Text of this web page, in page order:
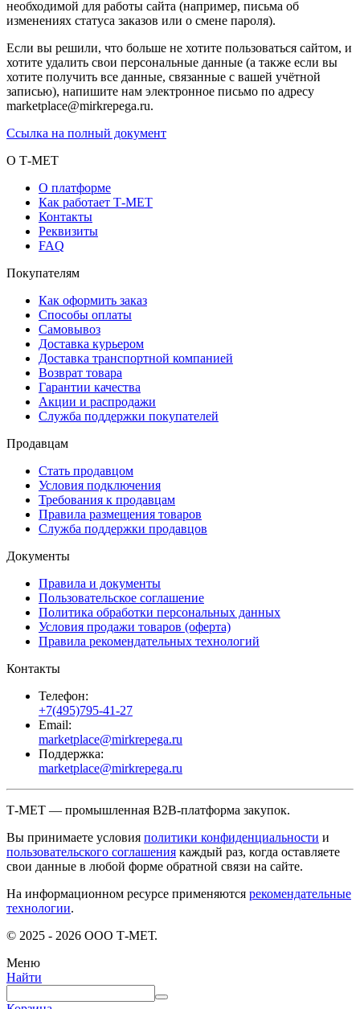
необходимой для работы сайта (например, письма об
изменениях статуса заказов или о смене пароля).
Если вы решили, что больше не хотите пользоваться сайтом, и
хотите удалить свои персональные данные (а также если вы
хотите получить все данные, связанные с вашей учётной
записью), напишите нам электронное письмо по адресу
marketplace@mirkrepega.ru.
Ссылка на полный документ
О Т-МЕТ
О платформе
Как работает Т-МЕТ
Контакты
Реквизиты
FAQ
Покупателям
Как оформить заказ
Способы оплаты
Самовывоз
Доставка курьером
Доставка транспортной компанией
Возврат товара
Гарантии качества
Акции и распродажи
Служба поддержки покупателей
Продавцам
Стать продавцом
Условия подключения
Требования к продавцам
Правила размещения товаров
Служба поддержки продавцов
Документы
Правила и документы
Пользовательское соглашение
Политика обработки персональных данных
Условия продажи товаров (оферта)
Правила рекомендательных технологий
Контакты
Телефон:
+7(495)795-41-27
Email:
marketplace@mirkrepega.ru
Поддержка:
marketplace@mirkrepega.ru
Т-МЕТ — промышленная B2B-платформа закупок.
Вы принимаете условия политики конфиденциальности и
пользовательского соглашения каждый раз, когда оставляете
свои данные в любой форме обратной связи на сайте.
На информационном ресурсе применяются рекомендательные
технологии.
© 2025 - 2026 ООО Т-МЕТ.
Меню
Найти